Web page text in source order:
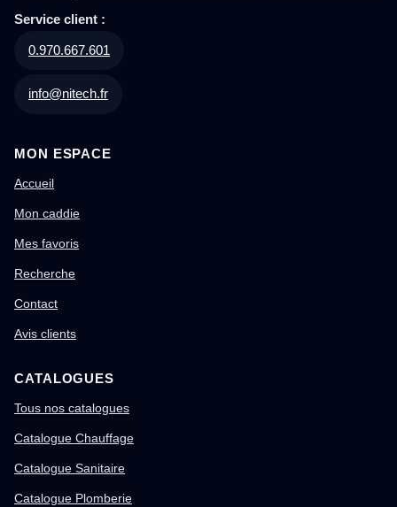
Service client :
0.970.667.601
info@nitech.fr
MON ESPACE
Accueil
Mon caddie
Mes favoris
Recherche
Contact
Avis clients
CATALOGUES
Tous nos catalogues
Catalogue Chauffage
Catalogue Sanitaire
Catalogue Plomberie